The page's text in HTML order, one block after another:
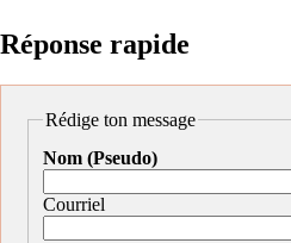
Réponse rapide
Rédige ton message
Nom (Pseudo)
Courriel